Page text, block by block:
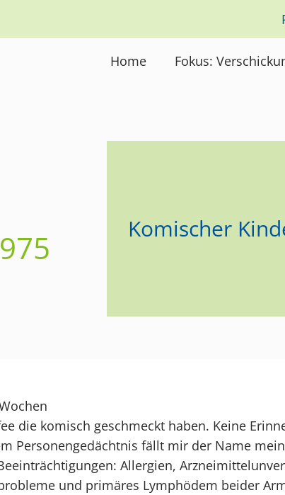
Home Fokus:
Komischer
die komisch geschmeckt haben. Keine
Personengedächtnis fällt mir der Name
Allergien,
und primäres Lymphödem beider